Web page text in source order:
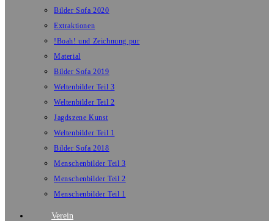
Bilder Sofa 2020
Extraktionen
!Boah! und Zeichnung pur
Material
Bilder Sofa 2019
Weltenbilder Teil 3
Weltenbilder Teil 2
Jagdszene Kunst
Weltenbilder Teil 1
Bilder Sofa 2018
Menschenbilder Teil 3
Menschenbilder Teil 2
Menschenbilder Teil 1
Verein